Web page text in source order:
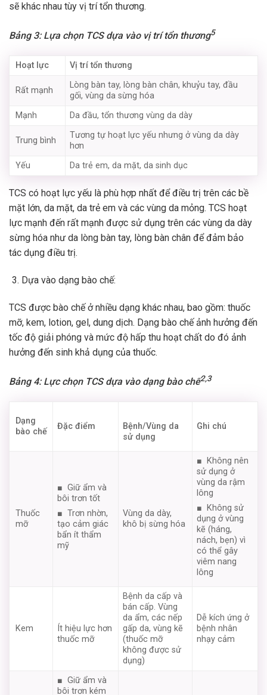
sẽ khác nhau tùy vị trí tổn thương.
Bảng 3: Lựa chọn TCS dựa vào vị trí tổn thương5
Hoạt lực Vị trí tổn thương
Rất mạnh
Lòng bàn tay, lòng bàn chân, khuỷu tay, đầu
gối, vùng da sừng hóa
Mạnh
Da đầu, tổn thương vùng da dày
Trung bình
Tương tự hoạt lực yếu nhưng ở vùng da dày
hơn
Yếu
Da trẻ em, da mặt, da sinh dục
TCS có hoạt lực yếu là phù hợp nhất để điều trị trên các bề
mặt lớn, da mặt, da trẻ em và các vùng da mỏng. TCS hoạt
lực mạnh đến rất mạnh được sử dụng trên các vùng da dày
sừng hóa như da lòng bàn tay, lòng bàn chân để đảm bảo
tác dụng điều trị.
Dựa vào dạng bào chế:
TCS được bào chế ở nhiều dạng khác nhau, bao gồm: thuốc
mỡ, kem, lotion, gel, dung dịch. Dạng bào chế ảnh hưởng đến
tốc độ giải phóng và mức độ hấp thu hoạt chất do đó ảnh
hưởng đến sinh khả dụng của thuốc.
Bảng 4: Lực chọn TCS dựa vào dạng bào chế2,3
Dạng
bào chế
Đặc điểm
Bệnh/Vùng da
sử dụng
Ghi chú
Thuốc
mỡ
■ Giữ ẩm và
bôi trơn tốt
■ Trơn nhờn,
tạo cảm giác
bẩn ít thẩm
mỹ
Vùng da dày,
khô bị sừng hóa
■ Không nên
sử dụng ở
vùng da rậm
lông
■ Không sử
dụng ở vùng
kẽ (háng,
nách, bẹn) vì
có thể gây
viêm nang
lông
Kem
Ít hiệu lực hơn
thuốc mỡ
Bệnh da cấp và
bán cấp. Vùng
da ẩm, các nếp
gấp da, vùng kẽ
(thuốc mỡ
không được sử
dụng)
Dễ kích ứng ở
bệnh nhân
nhạy cảm
■ Giữ ẩm và
bôi trơn kém